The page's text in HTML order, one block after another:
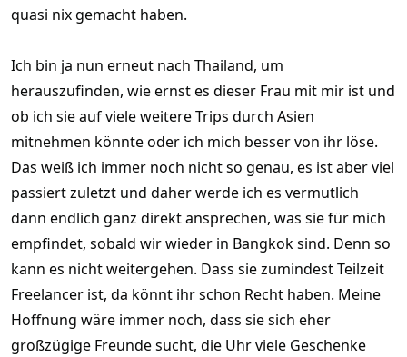
quasi nix gemacht haben.
Ich bin ja nun erneut nach Thailand, um
herauszufinden, wie ernst es dieser Frau mit mir ist und
ob ich sie auf viele weitere Trips durch Asien
mitnehmen könnte oder ich mich besser von ihr löse.
Das weiß ich immer noch nicht so genau, es ist aber viel
passiert zuletzt und daher werde ich es vermutlich
dann endlich ganz direkt ansprechen, was sie für mich
empfindet, sobald wir wieder in Bangkok sind. Denn so
kann es nicht weitergehen. Dass sie zumindest Teilzeit
Freelancer ist, da könnt ihr schon Recht haben. Meine
Hoffnung wäre immer noch, dass sie sich eher
großzügige Freunde sucht, die Uhr viele Geschenke